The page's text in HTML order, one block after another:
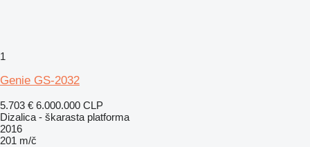
1
Genie GS-2032
5.703 € 6.000.000 CLP
Dizalica - škarasta platforma
2016
201 m/č